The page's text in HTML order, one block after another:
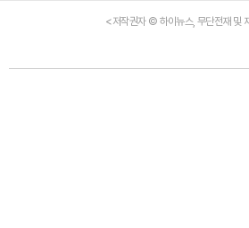
<저작권자 © 하이뉴스, 무단전재 및